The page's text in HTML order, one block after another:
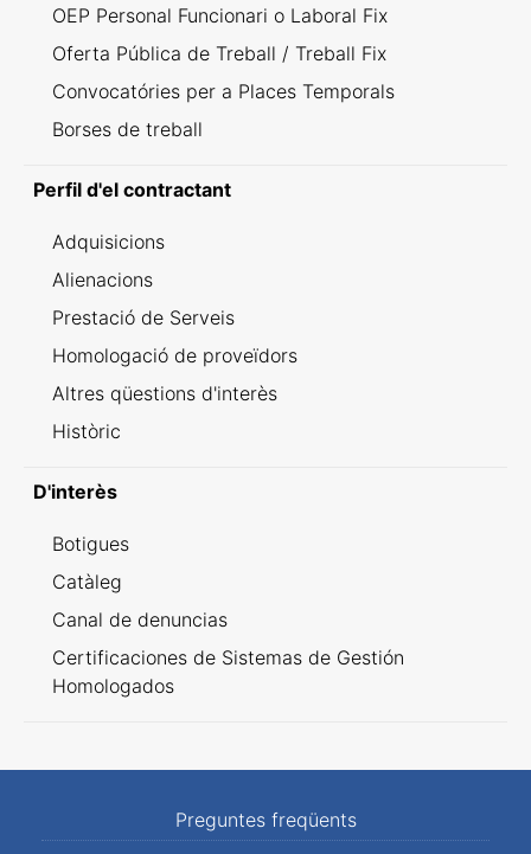
OEP Personal Funcionari o Laboral Fix
Oferta Pública de Treball / Treball Fix
Convocatóries per a Places Temporals
Borses de treball
Perfil d'el contractant
Adquisicions
Alienacions
Prestació de Serveis
Homologació de proveïdors
Altres qüestions d'interès
Històric
D'interès
Botigues
Catàleg
Canal de denuncias
Certificaciones de Sistemas de Gestión
Homologados
Preguntes freqüents